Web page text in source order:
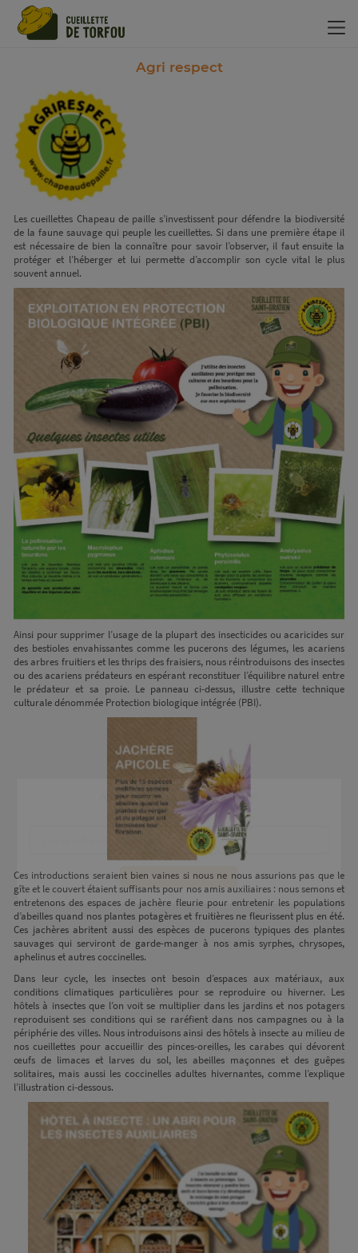
Agri respect
Les cueillettes Chapeau de paille s’investissent pour défendre la biodiversité
de la faune sauvage qui peuple les cueillettes. Si dans une première étape il
est nécessaire de bien la connaître pour savoir l’observer, il faut ensuite la
protéger et l’héberger et lui permette d’accomplir son cycle vital le plus
souvent annuel.
Ainsi pour supprimer l’usage de la plupart des insecticides ou acaricides sur
des bestioles envahissantes comme les pucerons des légumes, les acariens
des arbres fruitiers et les thrips des fraisiers, nous réintroduisons des insectes
ou des acariens prédateurs en espérant reconstituer l’équilibre naturel entre
le prédateur et sa proie. Le panneau ci-dessus, illustre cette technique
culturale dénommée Protection biologique intégrée (PBI).
Ces introductions seraient bien vaines si nous ne nous assurions pas que le
gîte et le couvert étaient suffisants pour nos amis auxiliaires : nous semons et
entretenons des espaces de jachère fleurie pour entretenir les populations
d’abeilles quand nos plantes potagères et fruitières ne fleurissent plus en été.
Ces jachères abritent aussi des espèces de pucerons typiques des plantes
sauvages qui serviront de garde-manger à nos amis syrphes, chrysopes,
aphelinus et autres coccinelles.
Dans leur cycle, les insectes ont besoin d’espaces aux matériaux, aux
conditions climatiques particulières pour se reproduire ou hiverner. Les
hôtels à insectes que l’on voit se multiplier dans les jardins et nos potagers
reproduisent ses conditions qui se raréfient dans nos campagnes ou à la
périphérie des villes. Nous introduisons ainsi des hôtels à insecte au milieu de
nos cueillettes pour accueillir des pinces-oreilles, les carabes qui dévorent
œufs de limaces et larves du sol, les abeilles maçonnes et des guêpes
solitaires, mais aussi les coccinelles adultes hivernantes, comme l’explique
l’illustration ci-dessous.
Ne ratez plus rien,
Abonnez-vous à notre newsletter
Je m’inscris
Panneau de gestion des cookies